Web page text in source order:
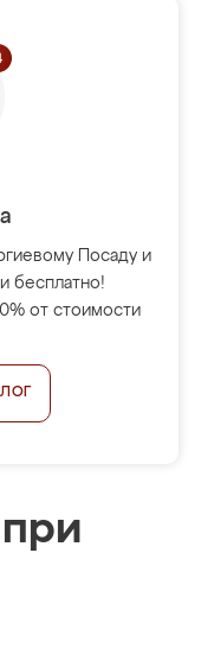
Посаду и
бесплатно!
от стоимости